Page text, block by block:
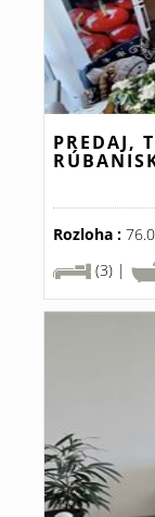
PREDAJ,
Rozloha :
(3) |